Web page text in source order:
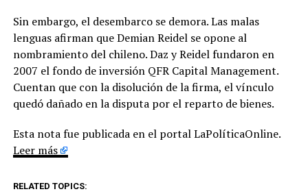
Sin embargo, el desembarco se demora. Las malas
lenguas afirman que Demian Reidel se opone al
nombramiento del chileno. Daz y Reidel fundaron en
2007 el fondo de inversión QFR Capital Management.
Cuentan que con la disolución de la firma, el vínculo
quedó dañado en la disputa por el reparto de bienes.
Esta nota fue publicada en el portal LaPolíticaOnline.
Leer más
RELATED TOPICS: